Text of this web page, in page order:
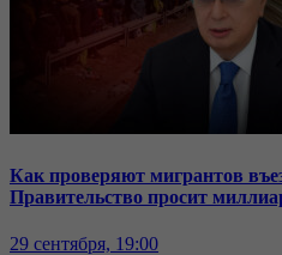
Как проверяют мигрантов
Правительство просит
29 сентября, 19:00